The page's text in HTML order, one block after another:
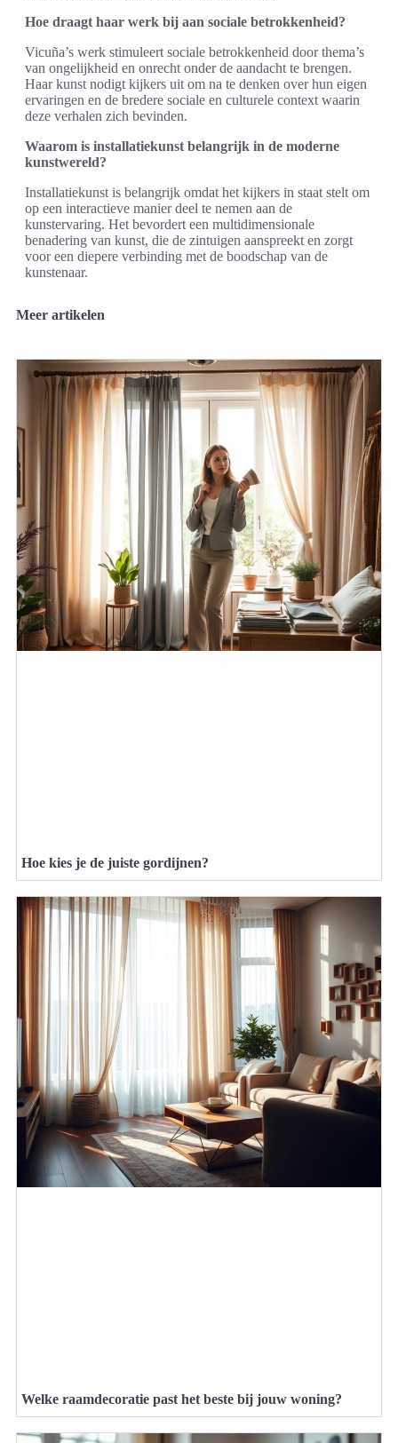
Hoe draagt haar werk bij aan sociale betrokkenheid?
Vicuña’s werk stimuleert sociale betrokkenheid door thema’s
van ongelijkheid en onrecht onder de aandacht te brengen.
Haar kunst nodigt kijkers uit om na te denken over hun eigen
ervaringen en de bredere sociale en culturele context waarin
deze verhalen zich bevinden.
Waarom is installatiekunst belangrijk in de moderne
kunstwereld?
Installatiekunst is belangrijk omdat het kijkers in staat stelt om
op een interactieve manier deel te nemen aan de
kunstervaring. Het bevordert een multidimensionale
benadering van kunst, die de zintuigen aanspreekt en zorgt
voor een diepere verbinding met de boodschap van de
kunstenaar.
Meer artikelen
Hoe kies je de juiste gordijnen?
Welke raamdecoratie past het beste bij jouw woning?